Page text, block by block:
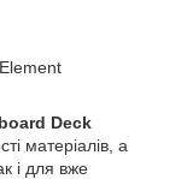
Element
Deck
матеріалів, а
і для вже